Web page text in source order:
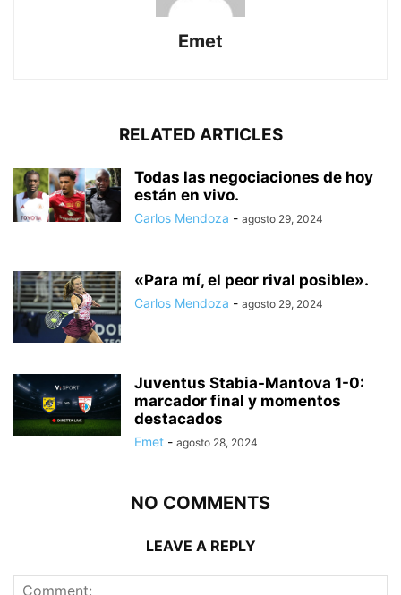
Emet
RELATED ARTICLES
Todas las negociaciones de hoy
están en vivo.
Carlos Mendoza - agosto 29, 2024
«Para mí, el peor rival posible».
Carlos Mendoza - agosto 29, 2024
Juventus Stabia-Mantova 1-0:
marcador final y momentos
destacados
Emet - agosto 28, 2024
NO COMMENTS
LEAVE A REPLY